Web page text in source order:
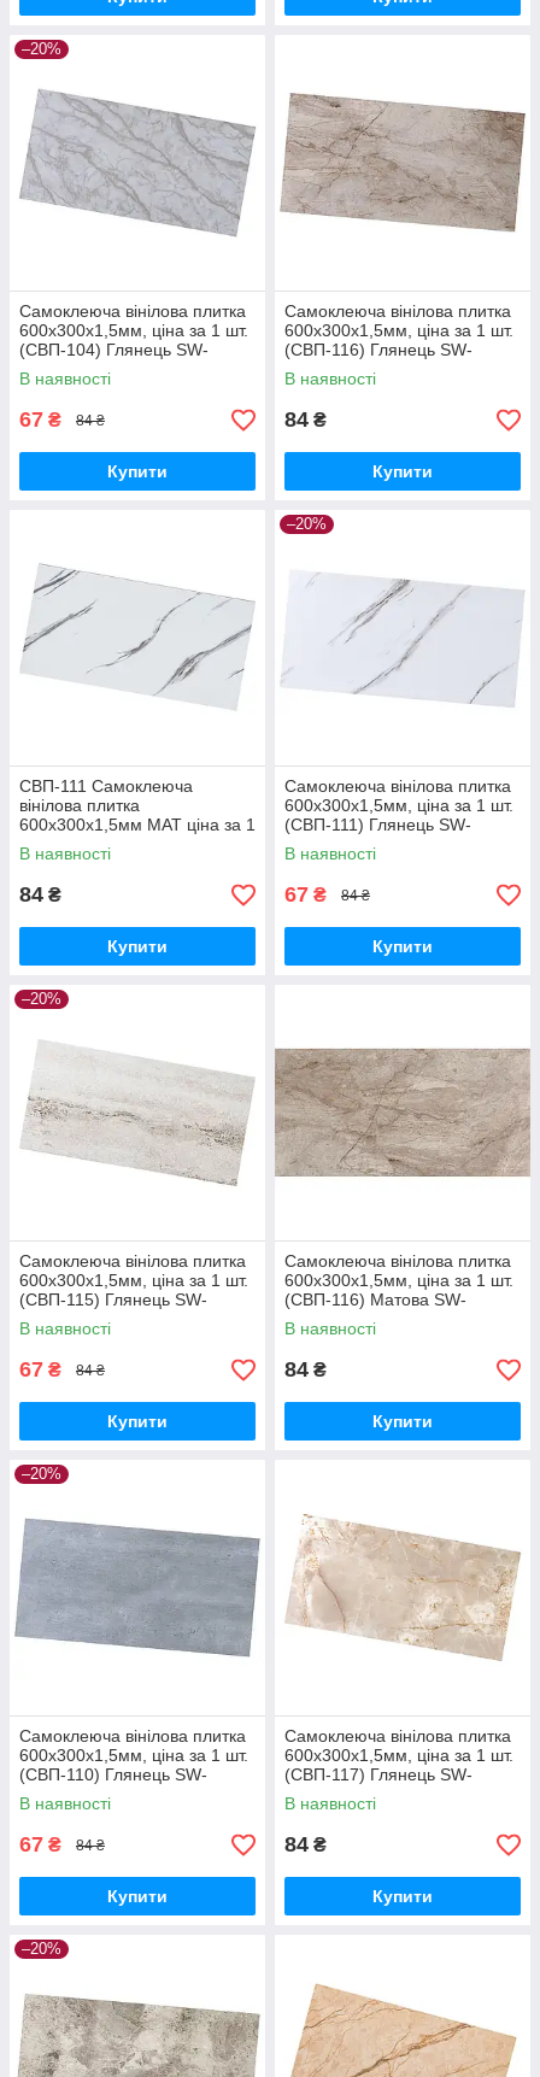
–20%
Самоклеюча вінілова плитка
600х300х1,5мм, ціна за 1 шт.
(СВП-104) Глянець SW-
00000493
В наявності
67 ₴ 84 ₴
Купити
Самоклеюча вінілова плитка
600х300х1,5мм, ціна за 1 шт.
(СВП-116) Глянець SW-
00000864
В наявності
84 ₴
Купити
СВП-111 Самоклеюча
вінілова плитка
600х300х1,5мм МАТ ціна за 1
шт. SW-00003250
В наявності
84 ₴
Купити
–20%
Самоклеюча вінілова плитка
600х300х1,5мм, ціна за 1 шт.
(СВП-111) Глянець SW-
00000500
В наявності
67 ₴ 84 ₴
Купити
–20%
Самоклеюча вінілова плитка
600х300х1,5мм, ціна за 1 шт.
(СВП-115) Глянець SW-
00000504
В наявності
67 ₴ 84 ₴
Купити
Самоклеюча вінілова плитка
600х300х1,5мм, ціна за 1 шт.
(СВП-116) Матова SW-
00000505
В наявності
84 ₴
Купити
–20%
Самоклеюча вінілова плитка
600х300х1,5мм, ціна за 1 шт.
(СВП-110) Глянець SW-
00000499
В наявності
67 ₴ 84 ₴
Купити
Самоклеюча вінілова плитка
600х300х1,5мм, ціна за 1 шт.
(СВП-117) Глянець SW-
00000506
В наявності
84 ₴
Купити
–20%